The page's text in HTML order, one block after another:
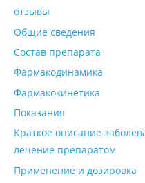
отзывы
Общие сведения
Состав препарата
Фармакодинамика
Фармакокинетика
Показания
Краткое описание
лечение препаратом
Применение и дозировка